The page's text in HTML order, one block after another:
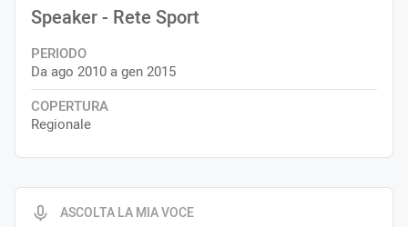
ASCOLTA LA MIA VOCE
Speaker- Rete Sport
PERIODO
Da ago 2010 a gen 2015
COPERTURA
Regionale